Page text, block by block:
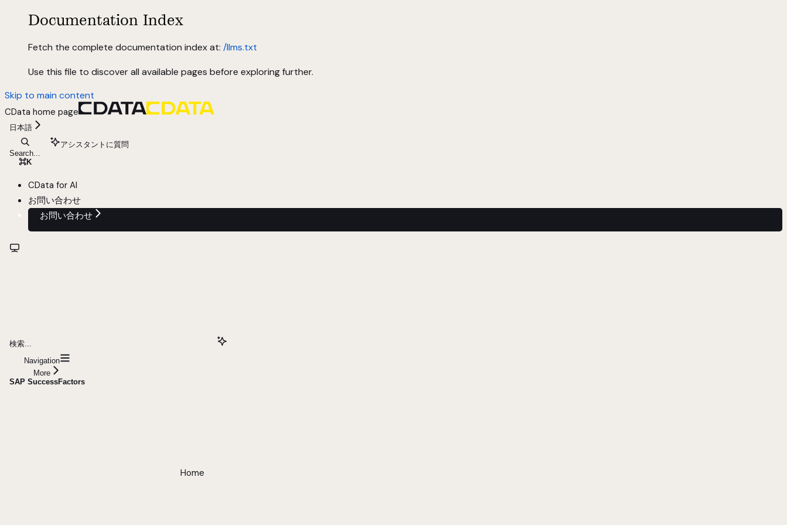
Documentation Index
Fetch the complete documentation index at: /llms.txt
Use this file to discover all available pages before exploring further.
Skip to main content
CData home page
日本語
Search...
⌘K
アシスタントに質問
CData for AI
お問い合わせ
お問い合わせ
検索...
Navigation
More
SAP SuccessFactors
Home